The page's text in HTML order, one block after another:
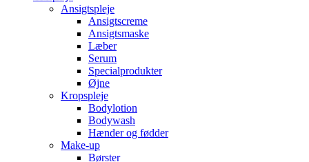
Ansigtspleje
Ansigtscreme
Ansigtsmaske
Læber
Serum
Specialprodukter
Øjne
Kropspleje
Bodylotion
Bodywash
Hænder og fødder
Make-up
Børster